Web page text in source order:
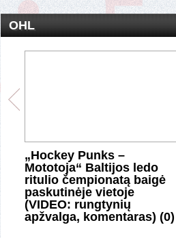
OHL
„Hockey Punks –
Mototoja“ Baltijos ledo
ritulio čempionatą baigė
paskutinėje vietoje
(VIDEO: rungtynių
apžvalga, komentaras) (0)